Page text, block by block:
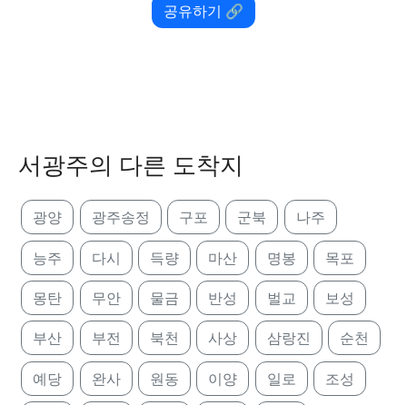
공유하기 🔗
서광주의 다른 도착지
광양 광주송정 구포 군북 나주
능주 다시 득량 마산 명봉 목포
몽탄 무안 물금 반성 벌교 보성
부산 부전 북천 사상 삼랑진 순천
예당 완사 원동 이양 일로 조성